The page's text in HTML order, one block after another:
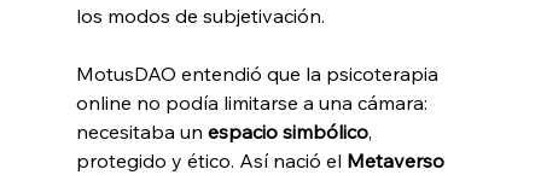
los modos de subjetivación.
MotusDAO entendió que la psicoterapia
online no podía limitarse a una cámara:
necesitaba un espacio simbólico,
protegido y ético. Así nació el Metaverso